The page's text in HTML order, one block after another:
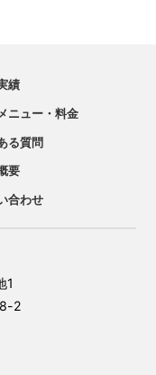
績
ニュー・料金
る質問
要
合わせ
1
2